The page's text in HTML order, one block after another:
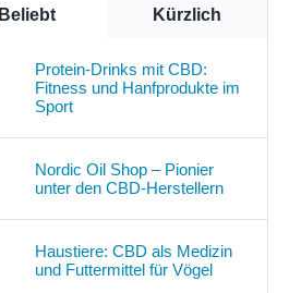
Beliebt Kürzlich
Protein-Drinks mit CBD:
Fitness und Hanfprodukte im
Sport
Nordic Oil Shop – Pionier
unter den CBD-Herstellern
Haustiere: CBD als Medizin
und Futtermittel für Vögel